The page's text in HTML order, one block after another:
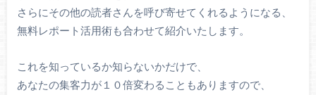
さらにその他の読者さんを呼び寄せてくれるようになる、
無料レポート活用術も合わせて紹介いたします。
これを知っているか知らないかだけで、
あなたの集客力が１０倍変わることもありますので、